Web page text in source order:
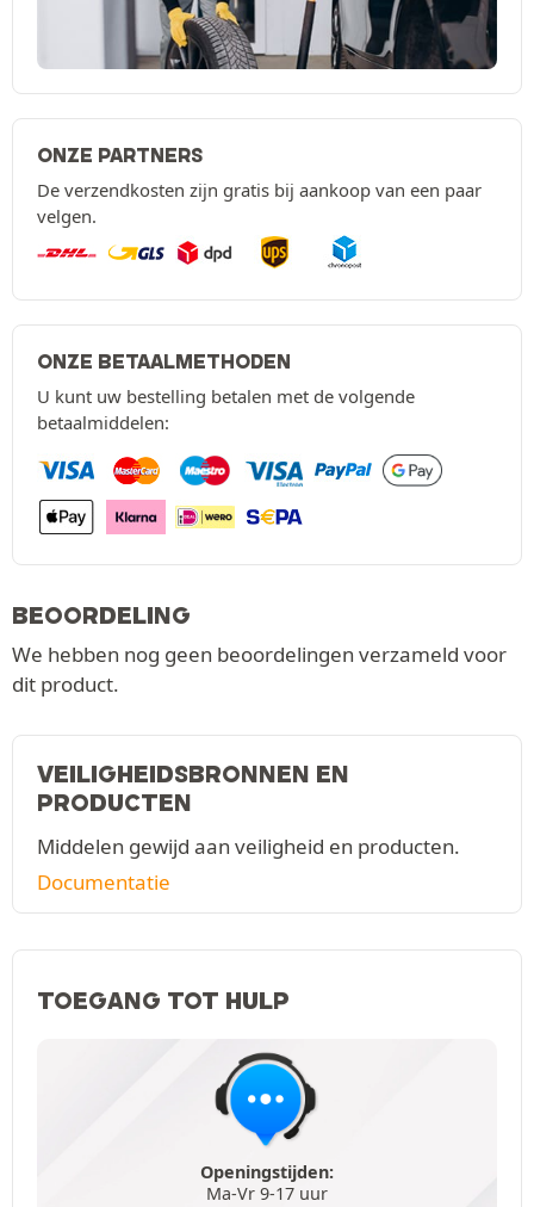
ONZE PARTNERS
De verzendkosten zijn gratis bij aankoop van een paar
velgen.
ONZE BETAALMETHODEN
U kunt uw bestelling betalen met de volgende
betaalmiddelen:
BEOORDELING
We hebben nog geen beoordelingen verzameld voor
dit product.
VEILIGHEIDSBRONNEN EN
PRODUCTEN
Middelen gewijd aan veiligheid en producten.
Documentatie
TOEGANG TOT HULP
Openingstijden:
Ma-Vr 9-17 uur